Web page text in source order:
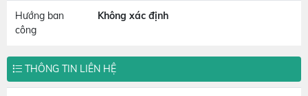
Hướng ban
công
Không xác định
THÔNG TIN LIÊN HỆ